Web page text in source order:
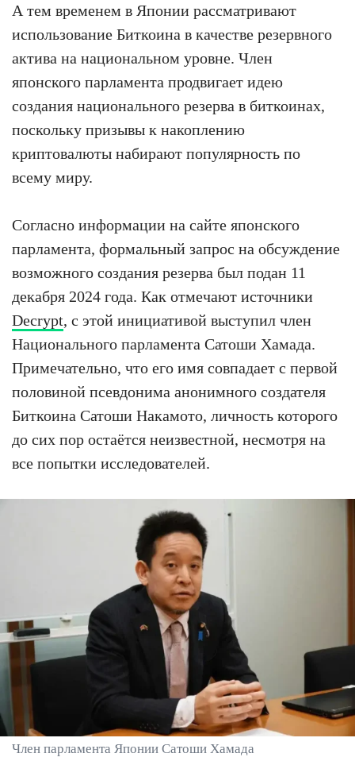
А тем временем в Японии рассматривают
использование Биткоина в качестве резервного
актива на национальном уровне. Член
японского парламента продвигает идею
создания национального резерва в биткоинах,
поскольку призывы к накоплению
криптовалюты набирают популярность по
всему миру.
Согласно информации на сайте японского
парламента, формальный запрос на обсуждение
возможного создания резерва был подан 11
декабря 2024 года. Как отмечают источники
Decrypt, с этой инициативой выступил член
Национального парламента Сатоши Хамада.
Примечательно, что его имя совпадает с первой
половиной псевдонима анонимного создателя
Биткоина Сатоши Накамото, личность которого
до сих пор остаётся неизвестной, несмотря на
все попытки исследователей.
Член парламента Японии Сатоши Хамада